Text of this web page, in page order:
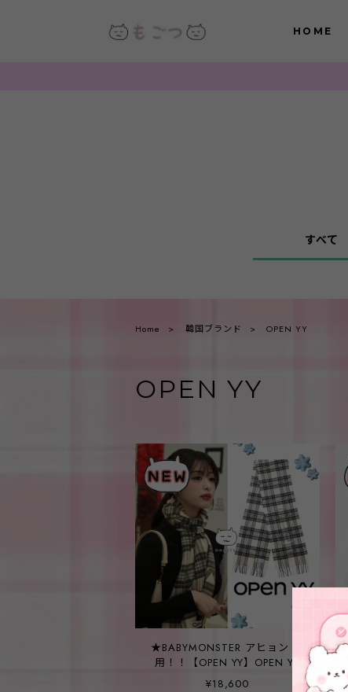
HOME
すべて
Home 韓国ブランド OPEN YY
OPEN YY
★BABYMONSTER アヒョン 着
用！！【OPEN YY】OPEN YY
TARTAN WOOL SCARF, BLACK
¥18,600